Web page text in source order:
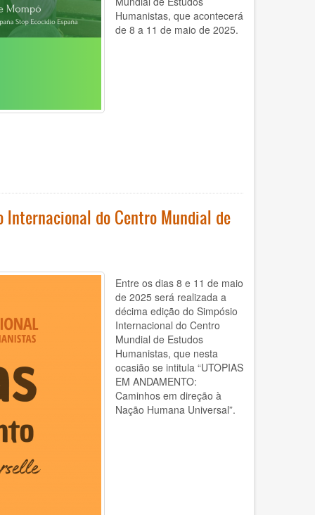
Humanistas, que acontecerá
de 8 a 11 de maio de 2025.
Internacional do Centro Mundial de
Entre os dias 8 e 11 de maio
de 2025 será realizada a
décima edição do Simpósio
Internacional do Centro
Mundial de Estudos
Humanistas, que nesta
ocasião se intitula “UTOPIAS
EM ANDAMENTO:
Caminhos em direção à
Nação Humana Universal”.